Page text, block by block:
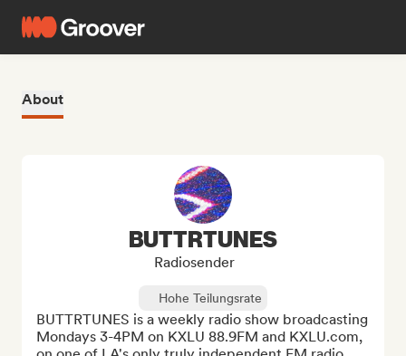
About
BUTTRTUNES
Radiosender
Hohe Teilungsrate
BUTTRTUNES is a weekly radio show broadcasting
Mondays 3-4PM on KXLU 88.9FM and KXLU.com,